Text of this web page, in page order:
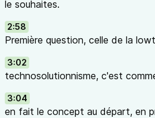
le souhaites.
2:58
Première question, celle de la
3:02
technosolutionnisme, c'est
3:04
en fait le concept au départ, en